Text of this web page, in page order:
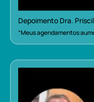
Depoimento Dra.
“Meus agendamentos